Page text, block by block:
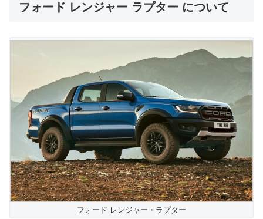
フォード レンジャー ラプター について
フォード レンジャー・ラプター